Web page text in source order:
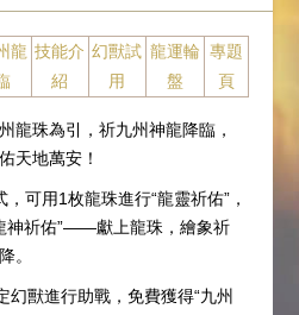
龍 技能介
紹
幻獸試
用
龍運輪
盤
專題
頁
龍珠為引，祈九州神龍降臨，
天地萬安！
可用1枚龍珠進行“龍靈祈佑”，
神祈佑”——獻上龍珠，繪象祈
。
幻獸進行助戰，免費獲得“九州